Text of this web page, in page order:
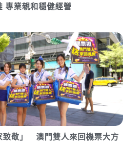
專業親和穩健經營
致敬」 澳門雙人來回機票大方